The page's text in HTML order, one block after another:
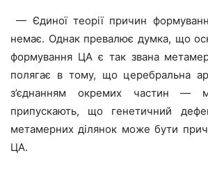
— Єдиної теорії причин
немає. Однак превалює думка, що
формування ЦА є так звана
полягає в тому, що церебральна
з’єднанням окремих частин —
припускають, що генетичний
метамерних ділянок може бути
ЦА.